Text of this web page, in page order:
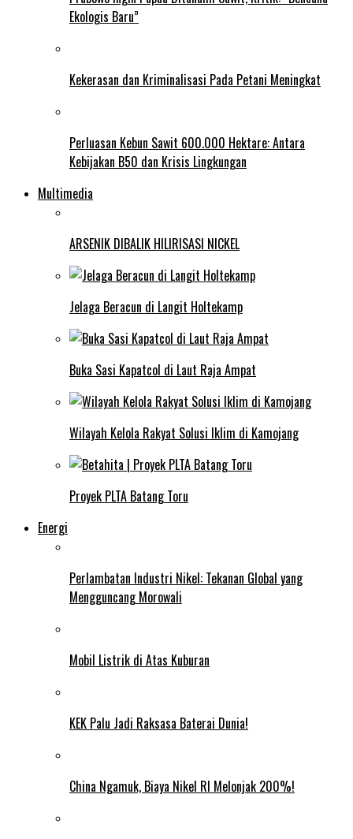
Ekologis Baru”
Kekerasan dan Kriminalisasi Pada Petani Meningkat
Perluasan Kebun Sawit 600.000 Hektare: Antara
Kebijakan B50 dan Krisis Lingkungan
Multimedia
ARSENIK DIBALIK HILIRISASI NICKEL
Jelaga Beracun di Langit Holtekamp
Buka Sasi Kapatcol di Laut Raja Ampat
Wilayah Kelola Rakyat Solusi Iklim di Kamojang
Proyek PLTA Batang Toru
Energi
Perlambatan Industri Nikel: Tekanan Global yang
Mengguncang Morowali
Mobil Listrik di Atas Kuburan
KEK Palu Jadi Raksasa Baterai Dunia!
China Ngamuk, Biaya Nikel RI Melonjak 200%!